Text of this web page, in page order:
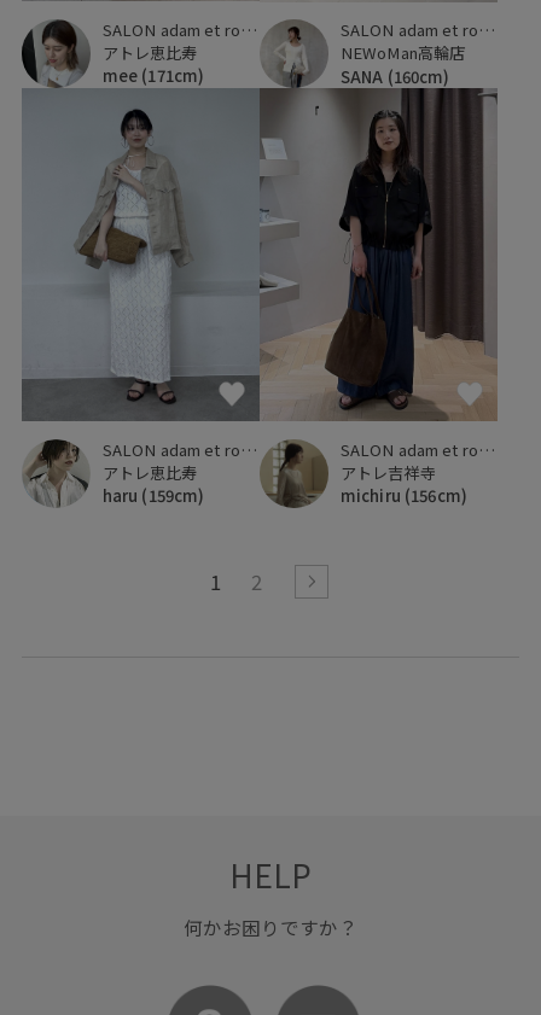
SALON adam et ropé
アトレ恵比寿
mee (171cm)
SALON adam et ropé
NEWoMan高輪店
SANA (160cm)
SALON adam et ropé
アトレ恵比寿
haru (159cm)
SALON adam et ropé
アトレ吉祥寺
michiru (156cm)
1 2
HELP
何かお困りですか？